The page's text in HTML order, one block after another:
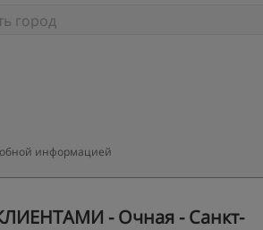
информацией
- Очная - Санкт-